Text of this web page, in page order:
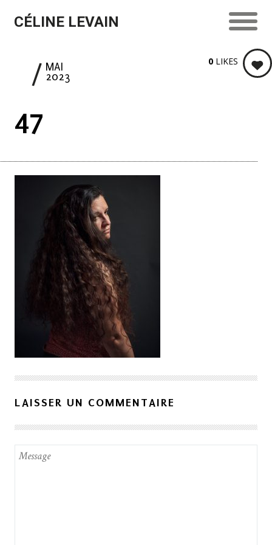
CÉLINE LEVAIN
MAI
2023
47
0 LIKES
LAISSER UN COMMENTAIRE